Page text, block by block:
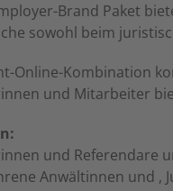
Brand Paket
sowohl beim
Online-Kombination
und Mitarbeiter
und Referendare
Anwältinnen und ,